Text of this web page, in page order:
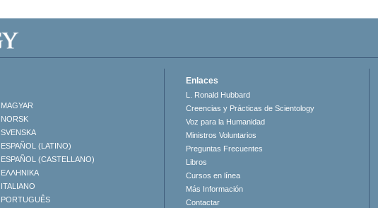
MAGYAR
NORSK
SVENSKA
ESPAÑOL (LATINO)
ESPAÑOL (CASTELLANO)
ΕΛΛΗΝΙΚA
ITALIANO
PORTUGUÊS
Enlaces
L. Ronald Hubbard
Creencias y Prácticas de Scientology
Voz para la Humanidad
Ministros Voluntarios
Preguntas Frecuentes
Libros
Cursos en línea
Más Información
Contactar